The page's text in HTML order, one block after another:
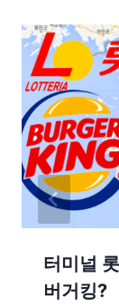
터미널
버거킹?